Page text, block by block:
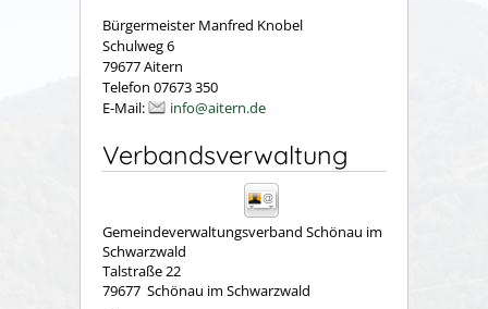
Bürgermeister Manfred Knobel
Schulweg 6
79677 Aitern
Telefon 07673 350
E-Mail:
info@aitern.de
Verbandsverwaltung
Gemeindeverwaltungsverband Schönau im
Schwarzwald
Talstraße 22
79677 Schönau im Schwarzwald